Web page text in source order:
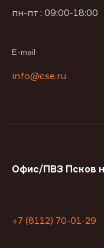
пн-пт : 09:00-18:00
E-mail
info@cse.ru
Офис/ПВЗ Псков
+7 (8112) 70-01-29